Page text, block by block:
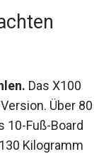
Das X100
Über 80
10-Fuß-Board
Kilogramm